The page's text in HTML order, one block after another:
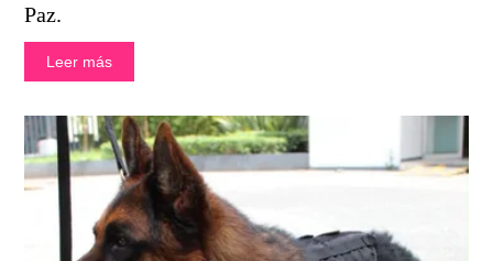
Paz.
Leer más